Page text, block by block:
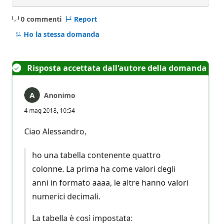
0 commenti
Nessun
commento
Report
Ho la stessa domanda
Risposta accettata dall'autore della domanda
Anonimo
4 mag 2018, 10:54
Ciao Alessandro,
ho una tabella contenente quattro
colonne. La prima ha come valori degli
anni in formato aaaa, le altre hanno valori
numerici decimali.
La tabella è così impostata: